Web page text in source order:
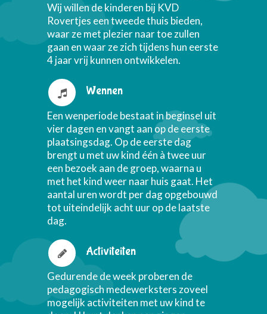
Wij willen de kinderen bij KVD
Rovertjes een tweede thuis bieden,
waar ze met plezier naar toe zullen
gaan en waar ze zich tijdens hun eerste
4 jaar vrij kunnen ontwikkelen.
Wennen
Een wenperiode bestaat in beginsel uit
vier dagen en vangt aan op de eerste
plaatsingsdag. Op de eerste dag
brengt u met uw kind één à twee uur
een bezoek aan de groep, waarna u
met het kind weer naar huis gaat. Het
aantal uren wordt per dag opgebouwd
tot uiteindelijk acht uur op de laatste
dag.
Activiteiten
Gedurende de week proberen de
pedagogisch medewerksters zoveel
mogelijk activiteiten met uw kind te